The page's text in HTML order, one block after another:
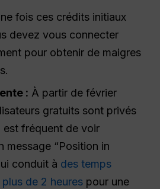
fois ces crédits initiaux
devez vous connecter
pour obtenir de maigres
: À partir de février
gratuits sont privés
est fréquent de voir
message “Position in
conduit à des temps
de 2 heures pour une